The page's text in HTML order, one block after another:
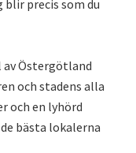
precis som du
av Östergötland
och stadens alla
och en lyhörd
bästa lokalerna